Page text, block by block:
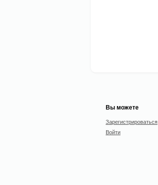
Вы можете
Зарегистрироваться
Войти